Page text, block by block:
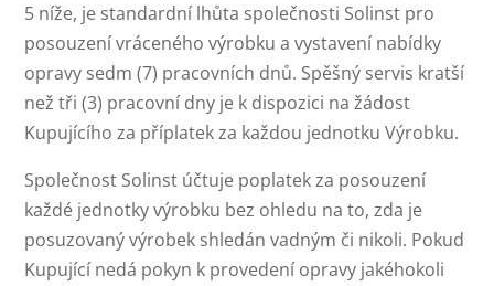
5 níže, je standardní lhůta společnosti Solinst pro
posouzení vráceného výrobku a vystavení nabídky
opravy sedm (7) pracovních dnů. Spěšný servis kratší
než tři (3) pracovní dny je k dispozici na žádost
Kupujícího za příplatek za každou jednotku Výrobku.
Společnost Solinst účtuje poplatek za posouzení
každé jednotky výrobku bez ohledu na to, zda je
posuzovaný výrobek shledán vadným či nikoli. Pokud
Kupující nedá pokyn k provedení opravy jakéhokoli